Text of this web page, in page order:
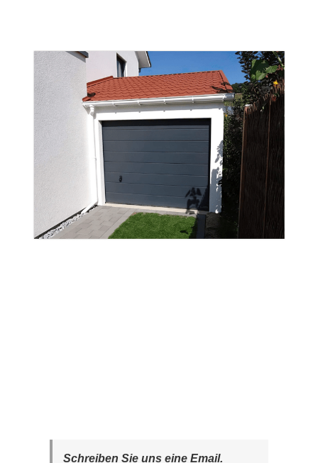
Schreiben Sie uns eine Email.